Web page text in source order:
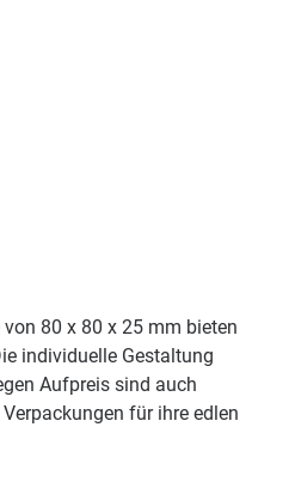
80 x 80 x 25 mm bieten
individuelle Gestaltung
Aufpreis sind auch
für ihre edlen